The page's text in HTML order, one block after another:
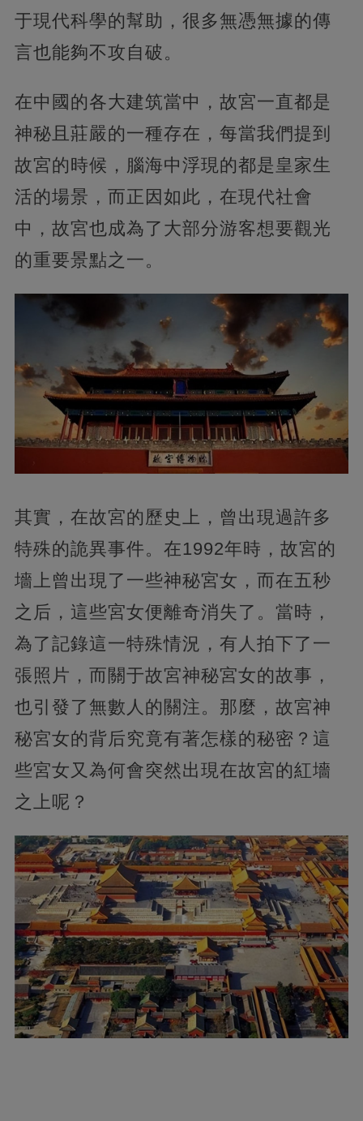
于現代科學的幫助，很多無憑無據的傳
言也能夠不攻自破。
在中國的各大建筑當中，故宮一直都是
神秘且莊嚴的一種存在，每當我們提到
故宮的時候，腦海中浮現的都是皇家生
活的場景，而正因如此，在現代社會
中，故宮也成為了大部分游客想要觀光
的重要景點之一。
其實，在故宮的歷史上，曾出現過許多
特殊的詭異事件。在1992年時，故宮的
墻上曾出現了一些神秘宮女，而在五秒
之后，這些宮女便離奇消失了。當時，
為了記錄這一特殊情況，有人拍下了一
張照片，而關于故宮神秘宮女的故事，
也引發了無數人的關注。那麼，故宮神
秘宮女的背后究竟有著怎樣的秘密？這
些宮女又為何會突然出現在故宮的紅墻
之上呢？